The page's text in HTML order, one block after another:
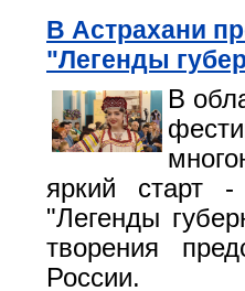
В Астрахани
"Легенды
В
яркий старт -
"Легенды
творения
России.